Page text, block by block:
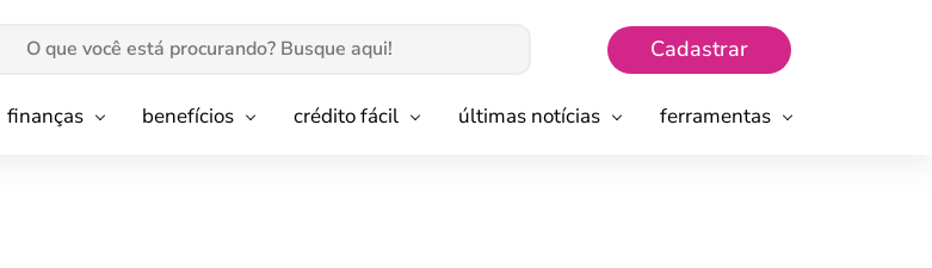
Cadastrar
finanças benefícios crédito fácil últimas notícias ferramentas